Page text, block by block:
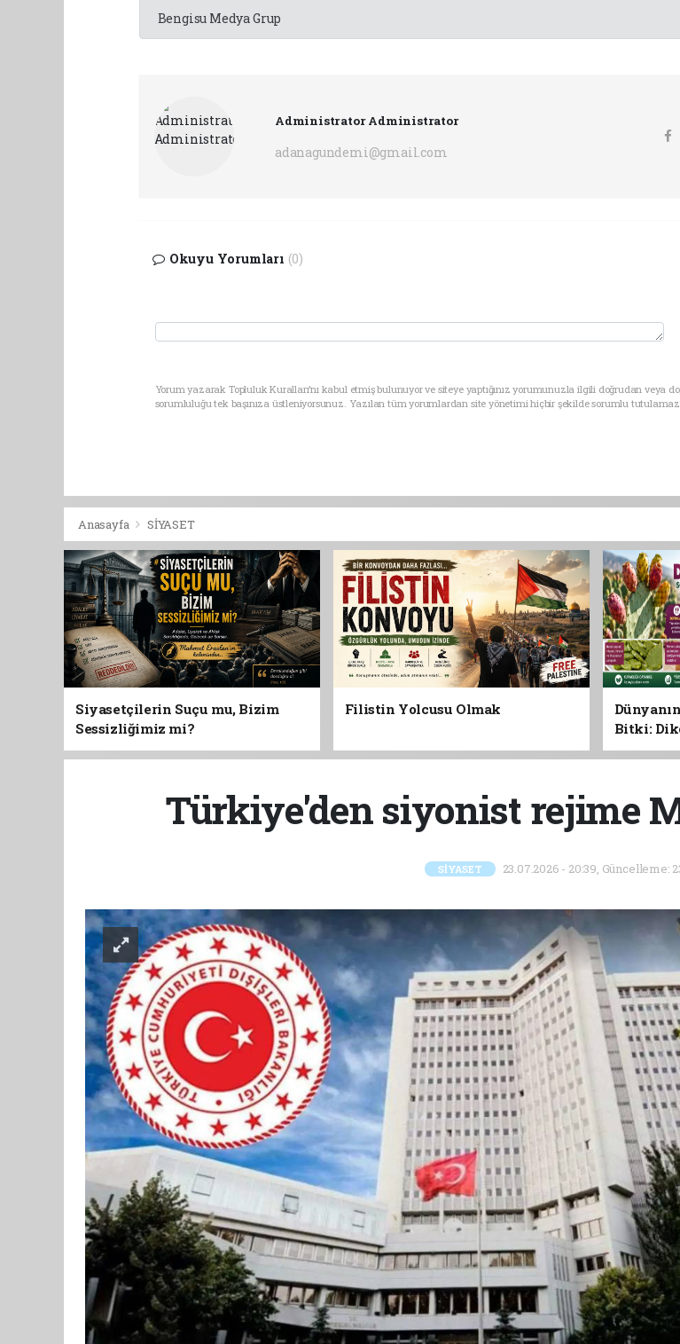
Bengisu Medya Grup
Administrator Administrator
adanagundemi@gmail.com
Okuyu Yorumları (0)
Yorum yazarak Topluluk Kuralları’nı kabul etmiş bulunuyor ve siteye yaptığınız yorumunuzla ilgili doğrudan veya
sorumluluğu tek başınıza üstleniyorsunuz. Yazılan tüm yorumlardan site yönetimi hiçbir şekilde sorumlu tutulamaz.
Anasayfa SİYASET
Siyasetçilerin Suçu mu, Bizim
Sessizliğimiz mi?
Filistin Yolcusu Olmak
Bitki:
Türkiye'den siyonist rejime
SİYASET 23.07.2026 - 20:39, Güncelleme: